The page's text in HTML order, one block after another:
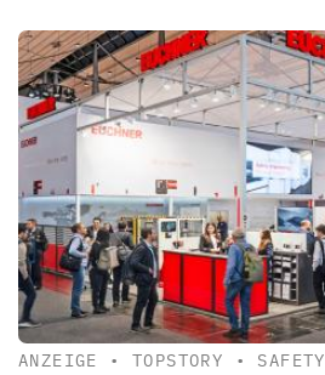
ANZEIGE •TOPSTORY • SAFETY